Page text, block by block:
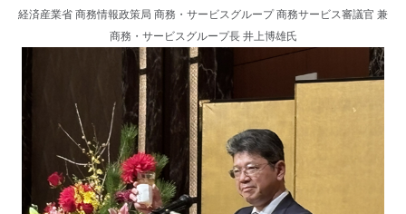
経済産業省 商務情報政策局 商務・サービスグループ 商務サービス審議官 兼
商務・サービスグループ長 井上博雄氏